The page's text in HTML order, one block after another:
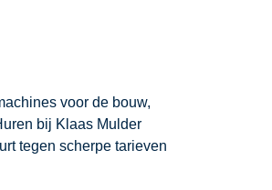
voor de bouw,
bij Klaas Mulder
tegen scherpe tarieven